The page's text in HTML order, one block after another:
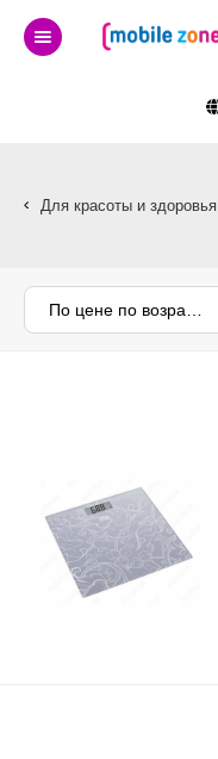
Для красоты и здоровья